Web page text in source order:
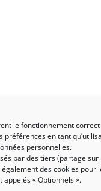
le fonctionnement
en tant
personnelles.
par des tiers (partage sur
des cookies pour
« Optionnels ».